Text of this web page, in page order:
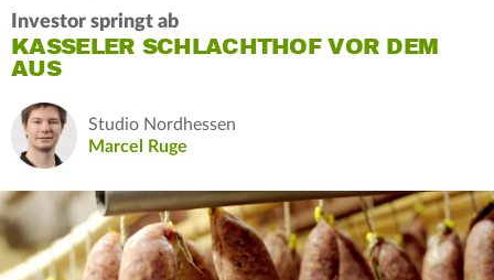
Investor springt ab
KASSELER SCHLACHTHOF VOR DEM
AUS
Studio Nordhessen
Marcel Ruge